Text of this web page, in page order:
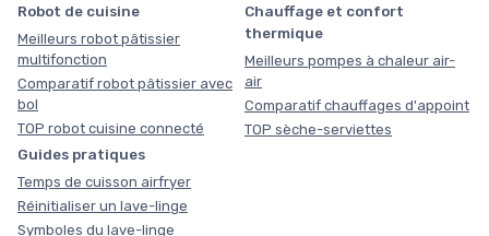
Robot de cuisine
Meilleurs robot pâtissier
multifonction
Comparatif robot pâtissier avec
bol
TOP robot cuisine connecté
Chauffage et confort
thermique
Meilleurs pompes à chaleur air-
air
Comparatif chauffages d'appoint
TOP sèche-serviettes
Guides pratiques
Temps de cuisson airfryer
Réinitialiser un lave-linge
Symboles du lave-linge